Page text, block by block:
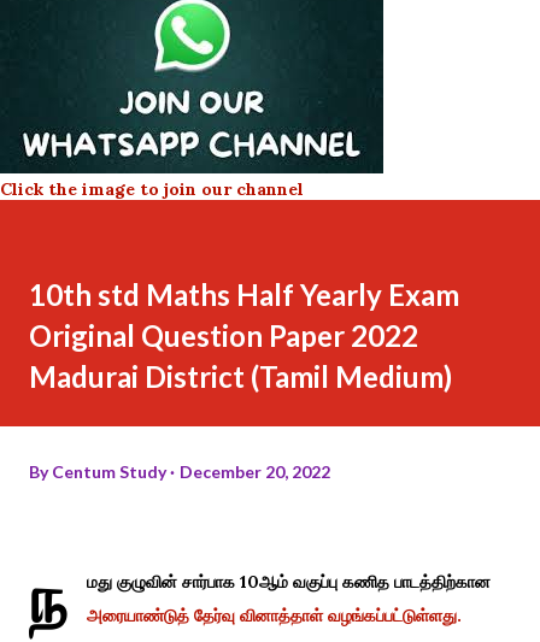
Click the image to join our channel
10th std Maths Half Yearly Exam
Original Question Paper 2022
Madurai District (Tamil Medium)
ByCentum Study December 20, 2022
ந
மது குழுவின் சார்பாக 10ஆம் வகுப்பு கணித பாடத்திற்கான
அரையாண்டுத் தேர்வு வினாத்தாள் வழங்கப்பட்டுள்ளது.